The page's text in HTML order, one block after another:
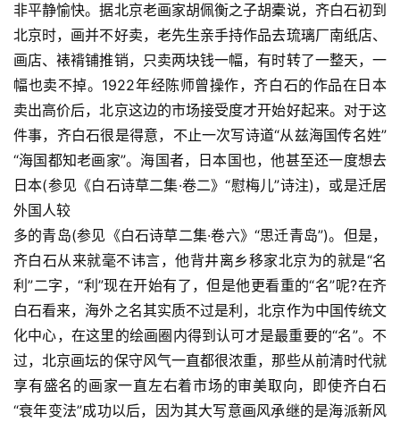
非平静愉快。据北京老画家胡佩衡之子胡橐说，齐白石初到
北京时，画并不好卖，老先生亲手持作品去琉璃厂南纸店、
画店、裱褙铺推销，只卖两块钱一幅，有时转了一整天，一
幅也卖不掉。1922年经陈师曾操作，齐白石的作品在日本
卖出高价后，北京这边的市场接受度才开始好起来。对于这
件事，齐白石很是得意，不止一次写诗道“从兹海国传名姓”
“海国都知老画家”。海国者，日本国也，他甚至还一度想去
日本(参见《白石诗草二集·卷二》“慰梅儿”诗注)，或是迁居
外国人较
多的青岛(参见《白石诗草二集·卷六》“思迁青岛”)。但是，
齐白石从来就毫不讳言，他背井离乡移家北京为的就是“名
利”二字，“利”现在开始有了，但是他更看重的“名”呢?在齐
白石看来，海外之名其实质不过是利，北京作为中国传统文
化中心，在这里的绘画圈内得到认可才是最重要的“名”。不
过，北京画坛的保守风气一直都很浓重，那些从前清时代就
享有盛名的画家一直左右着市场的审美取向，即使齐白石
“衰年变法”成功以后，因为其大写意画风承继的是海派新风